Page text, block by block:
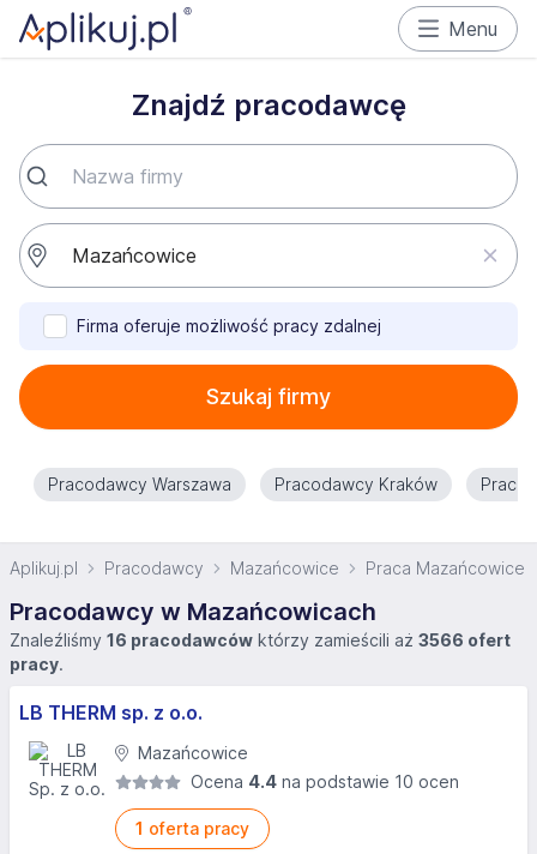
Menu
Znajdź pracodawcę
Firma oferuje możliwość pracy zdalnej
Szukaj firmy
Pracodawcy Warszawa Pracodawcy Kraków
Aplikuj.pl Pracodawcy Mazańcowice Praca Mazańcowice
Pracodawcy w Mazańcowicach
Znaleźliśmy 16 pracodawców którzy zamieścili aż 3566 ofert
pracy.
LB THERM sp. z o.o.
Mazańcowice
Ocena 4.4 na podstawie 10 ocen
1 oferta pracy